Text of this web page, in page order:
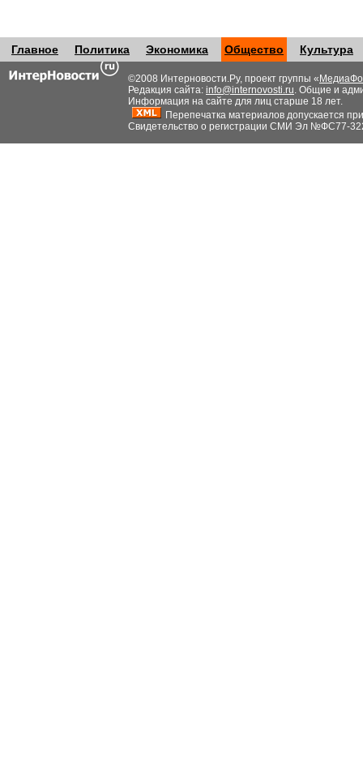
Главное Политика Экономика Общество Культура
©2008 Интерновости.Ру, проект группы «
Редакция сайта: info@internovosti.ru. Общие и
Информация на сайте для лиц старше 18 лет.
Перепечатка материалов допускается
Свидетельство о регистрации СМИ Эл №ФС77-